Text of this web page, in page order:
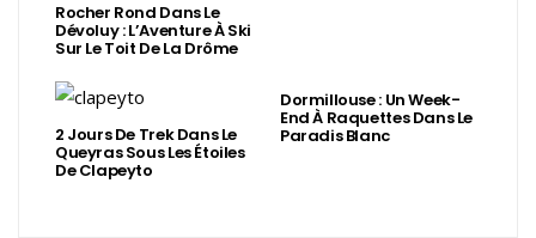
Rocher Rond Dans Le
Dévoluy : L’Aventure À Ski
Sur Le Toit De La Drôme
2 Jours De Trek Dans Le
Queyras Sous Les Étoiles
De Clapeyto
Dormillouse : Un Week-
End À Raquettes Dans Le
Paradis Blanc